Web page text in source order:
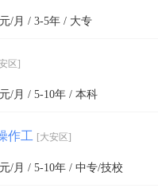
/月 / 3-5年 / 大专
区]
/月 / 5-10年 / 本科
作工 [大安区]
/月 / 5-10年 / 中专/技校